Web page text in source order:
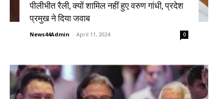
पीलीभीत रैली, क्यों शामिल नहीं हुए वरुण गांधी, प्रदेश
प्रमुख ने दिया जवाब
News44Admin - April 11, 2024 0